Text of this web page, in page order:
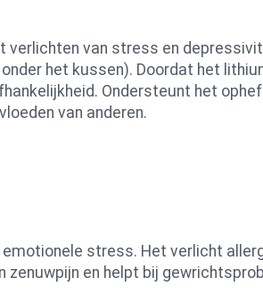
verlichten van stress en
het kussen). Doordat het
Ondersteunt het
van anderen.
stress. Het verlicht
zenuwpijn en helpt bij